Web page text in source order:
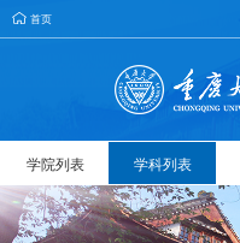
首页
学院列表 学科列表